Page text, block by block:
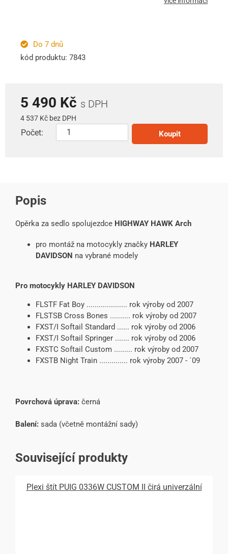
Do 7 dnů
kód produktu: 7843
5 490 Kč s DPH
4 537 Kč bez DPH
Počet: Koupit
Popis
Opěrka za sedlo spolujezdce HIGHWAY HAWK Arch
pro montáž na motocykly značky HARLEY
DAVIDSON na vybrané modely
Pro motocykly HARLEY DAVIDSON
FLSTF Fat Boy .................... rok výroby od 2007
FLSTSB Cross Bones .......... rok výroby od 2007
FXST/I Softail Standard ...... rok výroby od 2006
FXST/I Softail Springer ....... rok výroby od 2006
FXSTC Softail Custom ......... rok výroby od 2007
FXSTB Night Train .............. rok výroby 2007 - ´09
Povrchová úprava: černá
Balení: sada (včetně montážní sady)
Související produkty
Plexi štít PUIG 0336W CUSTOM II čirá univerzální